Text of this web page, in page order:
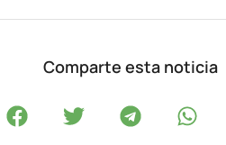
Comparte esta noticia